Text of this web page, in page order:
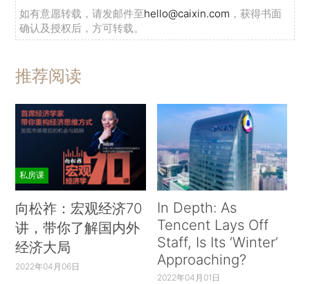
如有意愿转载，请发邮件至hello@caixin.com ，获得书面
确认及授权后，方可转载。
推荐阅读
私房课
向松祚：宏观经济70
讲，带你了解国内外
经济大局
2022年04月06日
In Depth: As
Tencent Lays Off
Staff, Is Its ‘Winter’
Approaching?
2022年04月01日